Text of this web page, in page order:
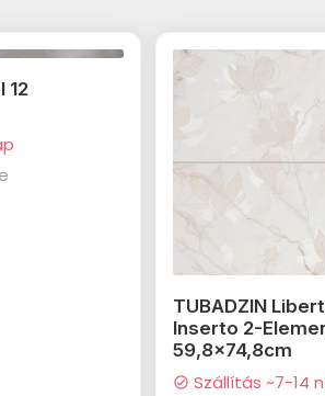
12
TUBADZIN
Inserto 2-
59,8x74,8cm
check_circle Szállítás ~7-14